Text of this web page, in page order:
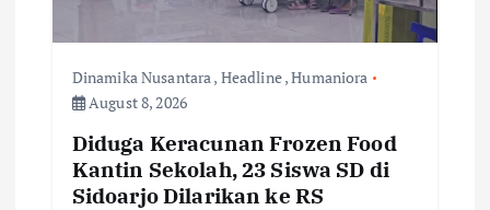
Dinamika Nusantara , Headline,Humaniora
August 8, 2026
Diduga Keracunan Frozen Food
Kantin Sekolah, 23 Siswa SD di
Sidoarjo Dilarikan ke RS